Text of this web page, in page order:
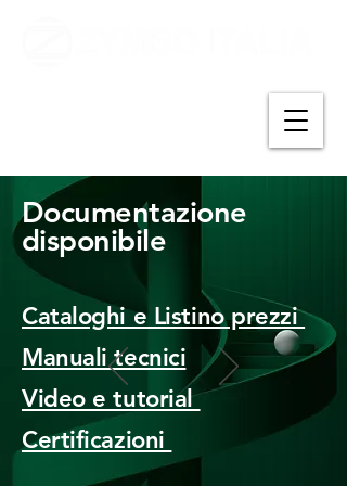
Documentazione
disponibile
Cataloghi e Listino prezzi
Manuali tecnici
Video e tutorial
Certificazioni